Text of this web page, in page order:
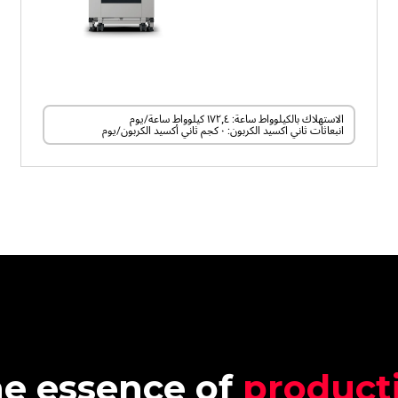
الاستهلاك بالكيلوواط ساعة: ١٧٢٫٤ كيلوواط ساعة/يوم
انبعاثات ثاني اكسيد الكربون: ٠ كجم ثاني أكسيد الكربون/يوم
essence of